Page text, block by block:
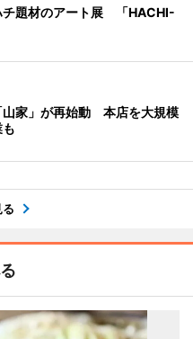
チ題材のアート展 「HACHI-
山家」が再始動 本店を大規模
る